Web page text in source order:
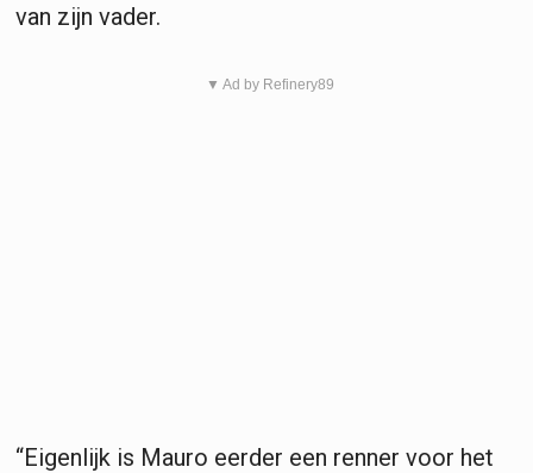
van zijn vader.
▼ Ad by Refinery89
“Eigenlijk is Mauro eerder een renner voor het